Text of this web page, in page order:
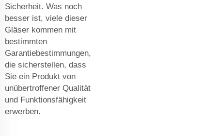
Sicherheit. Was noch
besser ist, viele dieser
Gläser kommen mit
bestimmten
Garantiebestimmungen,
die sicherstellen, dass
Sie ein Produkt von
unübertroffener Qualität
und Funktionsfähigkeit
erwerben.